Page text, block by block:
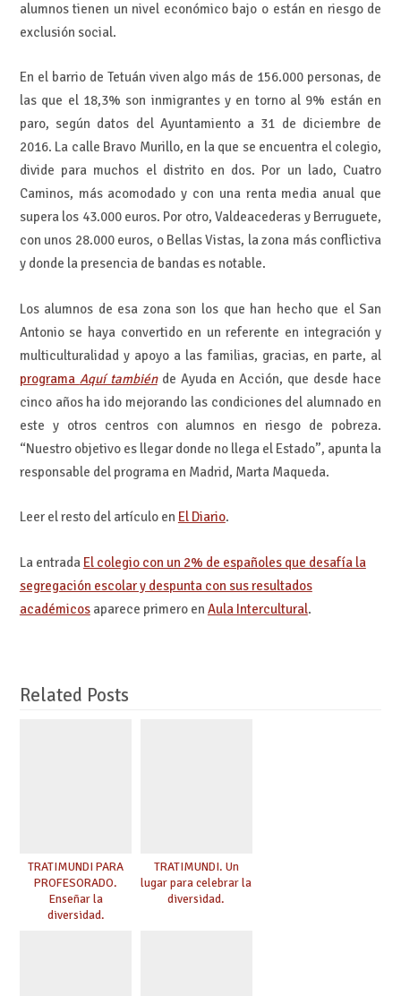
alumnos tienen un nivel económico bajo o están en riesgo de
exclusión social.
En el barrio de Tetuán viven algo más de 156.000 personas, de
las que el 18,3% son inmigrantes y en torno al 9% están en
paro, según datos del Ayuntamiento a 31 de diciembre de
2016. La calle Bravo Murillo, en la que se encuentra el colegio,
divide para muchos el distrito en dos. Por un lado, Cuatro
Caminos, más acomodado y con una renta media anual que
supera los 43.000 euros. Por otro, Valdeacederas y Berruguete,
con unos 28.000 euros, o Bellas Vistas, la zona más conflictiva
y donde la presencia de bandas es notable.
Los alumnos de esa zona son los que han hecho que el San
Antonio se haya convertido en un referente en integración y
multiculturalidad y apoyo a las familias, gracias, en parte, al
programa Aquí tambiénde Ayuda en Acción, que desde hace
cinco años ha ido mejorando las condiciones del alumnado en
este y otros centros con alumnos en riesgo de pobreza.
“Nuestro objetivo es llegar donde no llega el Estado”, apunta la
responsable del programa en Madrid, Marta Maqueda.
Leer el resto del artículo en El Diario.
La entrada El colegio con un 2% de españoles que desafía la
segregación escolar y despunta con sus resultados
académicosaparece primero en Aula Intercultural.
Related Posts
TRATIMUNDI PARA
PROFESORADO.
Enseñar la
diversidad.
TRATIMUNDI. Un
lugar para celebrar la
diversidad.